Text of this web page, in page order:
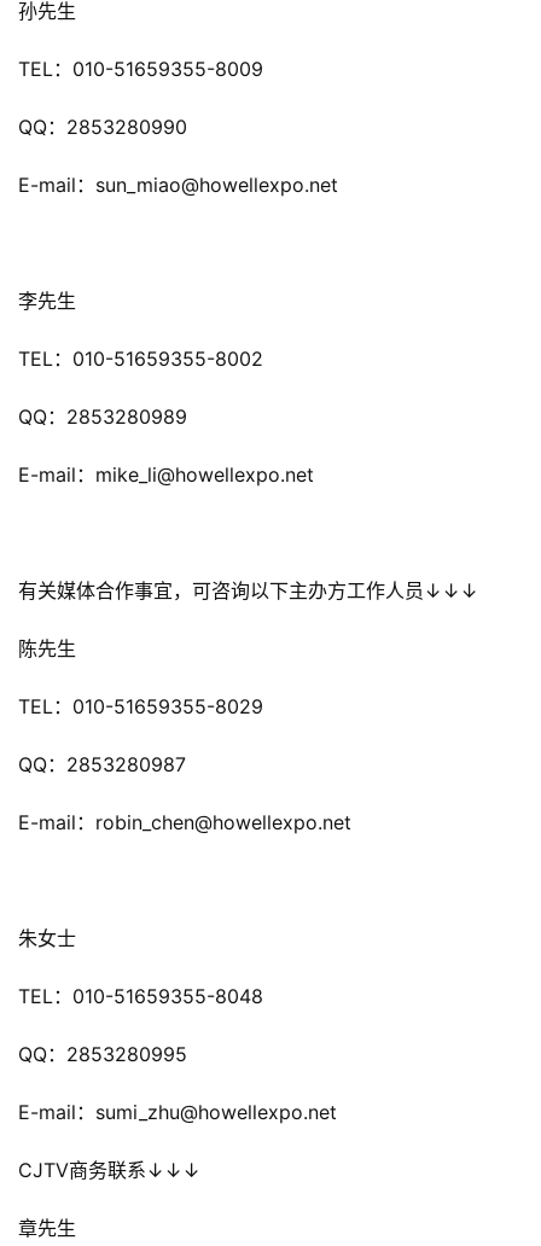
十
届
茶
月
3
0
对
会
上
海
(
国
孙先生
TEL：010-51659355-8009
QQ：2853280990
E-mail：sun_miao@howellexpo.net
李先生
TEL：010-51659355-8002
QQ：2853280989
E-mail：mike_li@howellexpo.net
有关媒体合作事宜，可咨询以下主办方工作人员↓↓↓
陈先生
TEL：010-51659355-8029
QQ：2853280987
E-mail：robin_chen@howellexpo.net
朱女士
TEL：010-51659355-8048
QQ：2853280995
E-mail：sumi_zhu@howellexpo.net
CJTV商务联系↓↓↓
章先生